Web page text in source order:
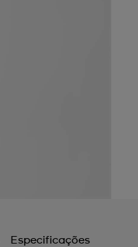
Especificações